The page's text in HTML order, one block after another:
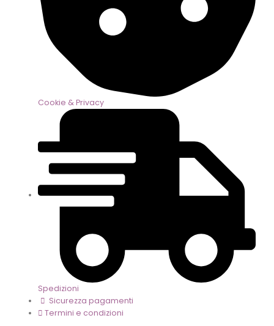
Cookie & Privacy
Spedizioni
Sicurezza pagamenti
Termini e condizioni